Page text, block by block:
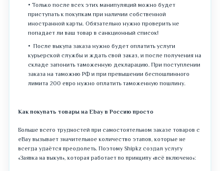
Только после всех этих манипуляций можно будет
приступать к покупкам при наличии собственной
иностранной карты. Обязательно нужно проверить не
попадает ли ваш товар в санкционный список!
После выкупа заказа нужно будет оплатить услуги
курьерской службы и ждать свой заказ, и после получения на
складе запонить таможенную декларацию. При поступлении
заказа на таможню РФ и при превышении беспошлинного
лимита 200 евро нужно оплатить таможенную пошлину.
Как покупать товары на Ebay в Россию просто
Больше всего трудностей при самостоятельном заказе товаров с
eBay вызывает значительное количество этапов, которые не
всегда удаётся преодолеть. Поэтому Shipkz создал услугу
«Заявка на выкуп», которая работает по принципу «всё включено»: